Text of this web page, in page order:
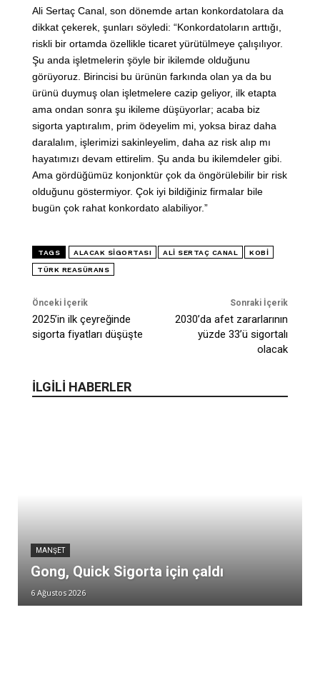
Ali Sertaç Canal, son dönemde artan konkordatolara da
dikkat çekerek, şunları söyledi: “Konkordatoların arttığı,
riskli bir ortamda özellikle ticaret yürütülmeye çalışılıyor.
Şu anda işletmelerin şöyle bir ikilemde olduğunu
görüyoruz. Birincisi bu ürünün farkında olan ya da bu
ürünü duymuş olan işletmelere cazip geliyor, ilk etapta
ama ondan sonra şu ikileme düşüyorlar; acaba biz
sigorta yaptıralım, prim ödeyelim mi, yoksa biraz daha
daralalım, işlerimizi sakinleyelim, daha az risk alıp mı
hayatımızı devam ettirelim. Şu anda bu ikilemdeler gibi.
Ama gördüğümüz konjonktür çok da öngörülebilir bir risk
olduğunu göstermiyor. Çok iyi bildiğiniz firmalar bile
bugün çok rahat konkordato alabiliyor.”
TAGS ALACAK SIGORTASI ALI SERTAÇ CANAL KOBİ
TÜRK REASÜRANS
Önceki İçerik
2025’in ilk çeyreğinde
sigorta fiyatları düşüşte
Sonraki İçerik
2030’da afet zararlarının
yüzde 33’ü sigortalı
olacak
İLGİLİ HABERLER
MANŞET
Gong, Quick Sigorta için çaldı
6 Ağustos 2026